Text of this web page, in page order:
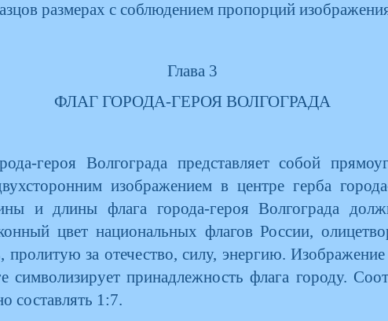
размерах с соблюдением пропорций
Глава 3
ФЛАГ ГОРОДА-ГЕРОЯ ВОЛГОГРАДА
героя Волгограда представляет собой
изображением в центре герба
и длины флага города-героя Волгограда
цвет национальных флагов России,
пролитую за отечество, силу, энергию. Изображение
символизирует принадлежность флага городу.
составлять 1:7.